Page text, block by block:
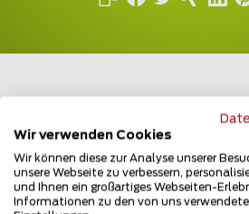
Puls des
Wir verwenden Cookies
Wir können diese zur Analyse unserer
unsere Webseite zu verbessern,
und Ihnen ein großartiges Webseiten-
Informationen zu den von uns